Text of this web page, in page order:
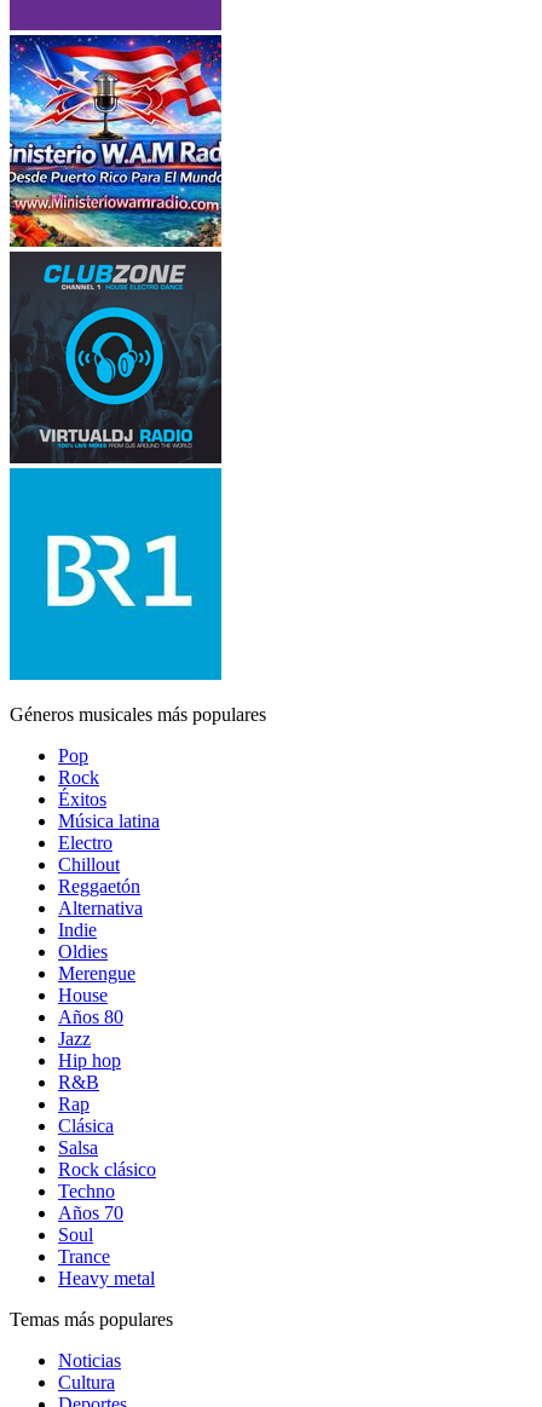
Géneros musicales más populares
Pop
Rock
Éxitos
Música latina
Electro
Chillout
Reggaetón
Alternativa
Indie
Oldies
Merengue
House
Años 80
Jazz
Hip hop
R&B
Rap
Clásica
Salsa
Rock clásico
Techno
Años 70
Soul
Trance
Heavy metal
Temas más populares
Noticias
Cultura